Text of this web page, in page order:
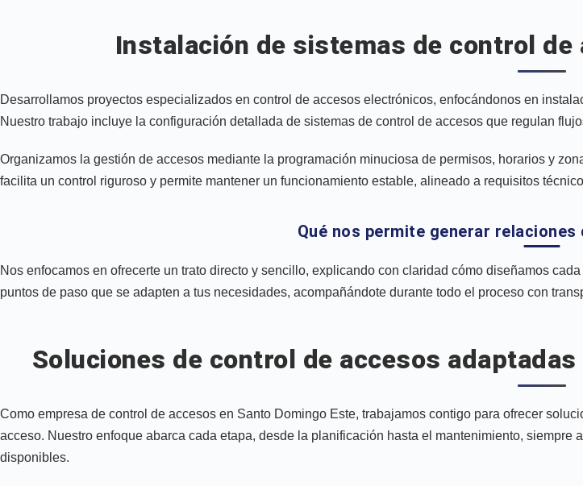
Instalación de sistemas de control de
Desarrollamos proyectos especializados en control de accesos electrónicos, enfocándonos en
Nuestro trabajo incluye la configuración detallada de sistemas de control de accesos que regulan
Organizamos la gestión de accesos mediante la programación minuciosa de permisos, horarios y
facilita un control riguroso y permite mantener un funcionamiento estable, alineado a requisitos
Qué nos permite generar
Nos enfocamos en ofrecerte un trato directo y sencillo, explicando con claridad cómo diseñamos
puntos de paso que se adapten a tus necesidades, acompañándote durante todo el proceso con
Soluciones de control de accesos
Como empresa de control de accesos en Santo Domingo Este, trabajamos contigo para ofrecer
acceso. Nuestro enfoque abarca cada etapa, desde la planificación hasta el mantenimiento,
disponibles.